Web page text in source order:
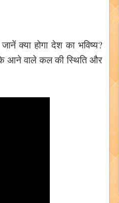
क्या होगा देश का भविष्य?
के आने वाले कल की स्थिति और